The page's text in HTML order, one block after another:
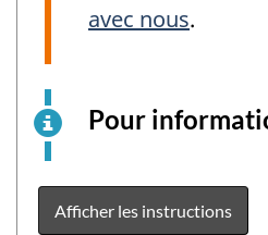
avec nous.
Pour
Afficher les instructions